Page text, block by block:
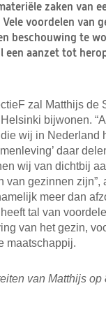
zaken van
voordelen van
beschouwing te
een aanzet tot
zal Matthijs de
bijwonen.
wij in Nederland
daar
wij van dichtbij
van gezinnen zijn”,
meer dan
tal van
van het gezin,
maatschappij.
van Matthijs op